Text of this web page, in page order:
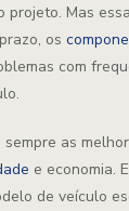
projeto. Mas
os
com
sempre as
e economia.
de veículo